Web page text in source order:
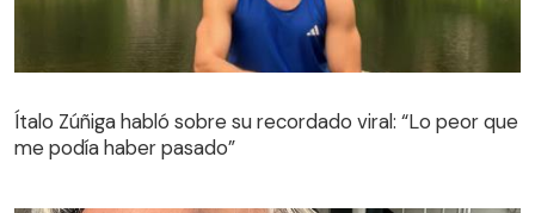
Ítalo Zúñiga habló sobre su recordado viral: “Lo peor que
me podía haber pasado”